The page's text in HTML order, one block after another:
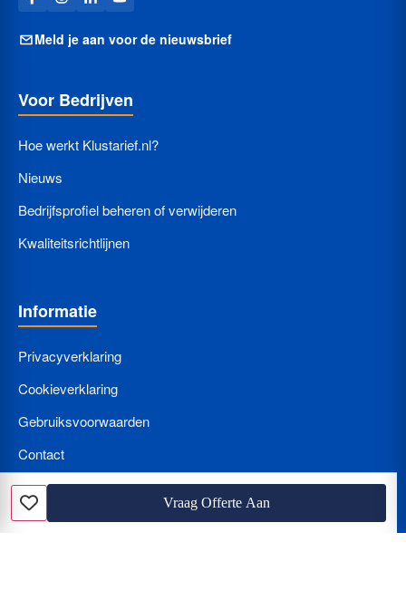
Favoriet
Vraag Offerte Aan
Meld je aan voor de nieuwsbrief
Voor Bedrijven
Hoe werkt Klustarief.nl?
Nieuws
Bedrijfsprofiel beheren of verwijderen
Kwaliteitsrichtlijnen
Informatie
Privacyverklaring
Cookieverklaring
Gebruiksvoorwaarden
Contact
Bedrijf Aanmelden